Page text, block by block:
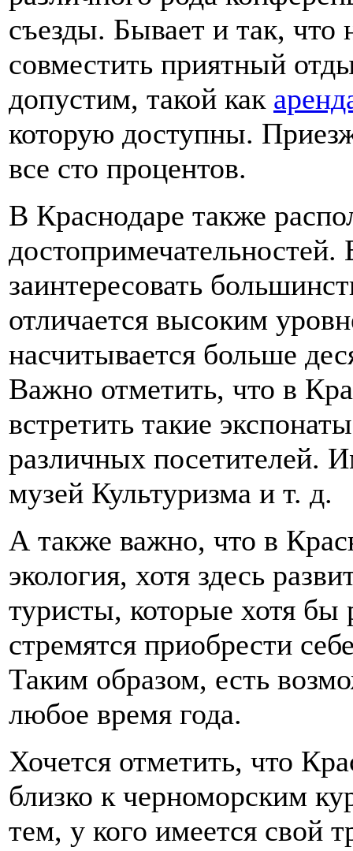
съезды. Бывает и так, что
совместить приятный
допустим, такой как
которую доступны.
все сто процентов.
В Краснодаре также
заинтересовать
отличается высоким
насчитывается больше
Важно отметить, что в
встретить такие
различных посетителей.
музей Культуризма и т. д.
А также важно, что в
экология, хотя здесь
туристы, которые хотя бы
стремятся приобрести
Таким образом, есть
любое время года.
Хочется отметить, что
близко к черноморским
тем, у кого имеется свой